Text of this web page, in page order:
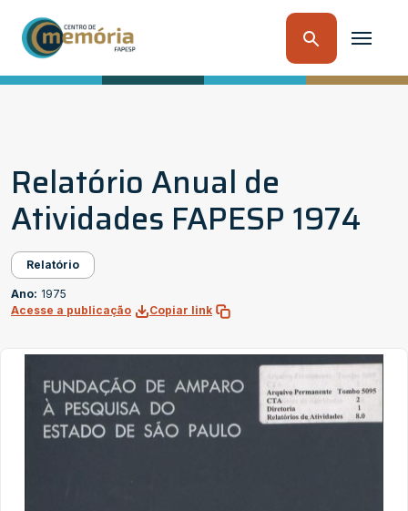
Relatório Anual de
Atividades FAPESP 1974
Relatório
Ano: 1975
Acesse a publicação
Copiar link